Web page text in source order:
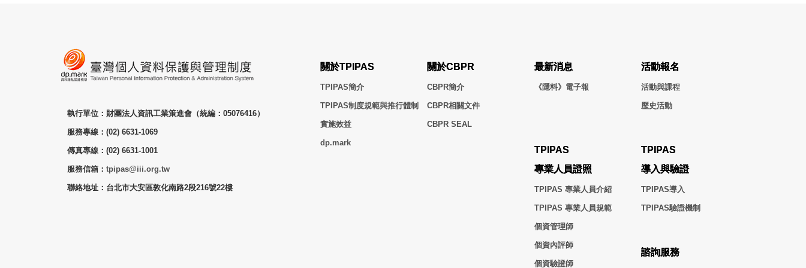
執行單位：財團法人資訊工業策進會（統編：05076416）
服務專線：(02) 6631-1069
傳真專線：(02) 6631-1001
服務信箱： tpipas@iii.org.tw
聯絡地址：台北市大安區敦化南路2段216號22樓
關於TPIPAS
TPIPAS簡介
TPIPAS制度規範與推行體制
實施效益
dp.mark
關於CBPR
CBPR簡介
CBPR相關文件
CBPR SEAL
最新消息
《隱料》電子報
活動報名
活動與課程
歷史活動
TPIPAS
專業人員證照
TPIPAS 專業人員介紹
TPIPAS 專業人員規範
個資管理師
個資內評師
個資驗證師
TPIPAS
導入與驗證
TPIPAS導入
TPIPAS驗證機制
諮詢服務